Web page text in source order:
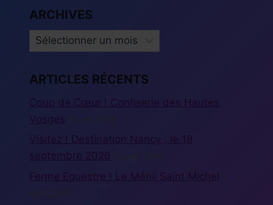
ARCHIVES
ARCHIVES
ARTICLES RÉCENTS